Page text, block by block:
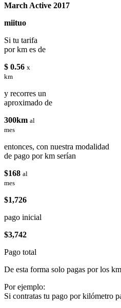
March Active 2017
miituo
Si tu tarifa
por km es de
$ 0.56 x
km
y recorres un
aproximado de
300km al
mes
entonces, con nuestra modalidad
de pago por km serían
$168 al
mes
$1,726
pago inicial
$3,742
Pago total
De esta forma solo pagas por los
Por ejemplo:
Si contratas tu pago por kilómetro